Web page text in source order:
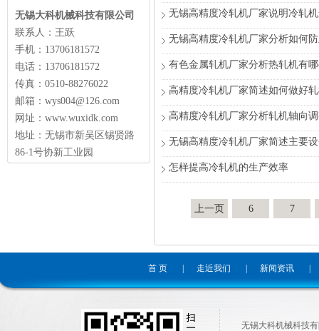
无锡大科机械科技有限公司
联系人：王跃
手机：13706181572
电话：13706181572
传真：0510-88276022
邮箱：wys004@126.com
网址：www.wuxidk.com
地址：无锡市新吴区锡贤路
86-1号协新工业园
无锡高精度冷轧机厂家说明冷轧
无锡高精度冷轧机厂家分析如何
有色金属轧机厂家分析热轧机有
高精度冷轧机厂家简述如何做好
高精度冷轧机厂家分析轧机轴向
无锡高精度冷轧机厂家简述主要
怎样提高冷轧机的生产效率
上一页 6 7
首 页 走近我们 新闻资讯
无锡大科机械科技